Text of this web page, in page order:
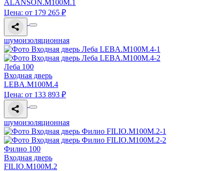
ALANSON.M100M.1
Цена: от 179 265 ₽
шумоизоляционная
Леба 100
Входная дверь
LEBA.M100M.4
Цена: от 133 893 ₽
шумоизоляционная
Филио 100
Входная дверь
FILIO.M100M.2